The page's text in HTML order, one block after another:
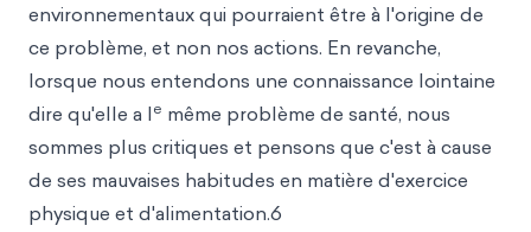
environnementaux qui pourraient être à l'origine de
ce problème, et non nos actions. En revanche,
lorsque nous entendons une connaissance lointaine
dire qu'elle a le même problème de santé, nous
sommes plus critiques et pensons que c'est à cause
de ses mauvaises habitudes en matière d'exercice
physique et d'alimentation.6